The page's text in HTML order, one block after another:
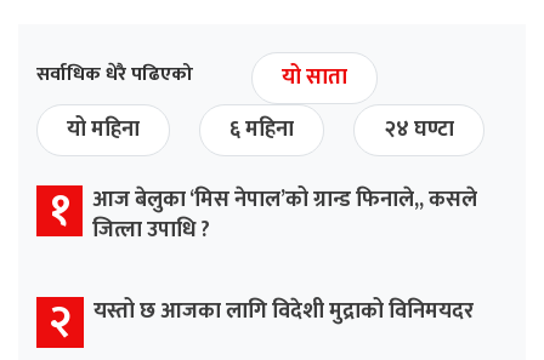
सर्वाधिक धेरै पढिएको
यो साता
यो महिना
६ महिना २४ घण्टा
१ आज बेलुका ‘मिस नेपाल’को ग्रान्ड फिनाले,, कसले
जित्ला उपाधि ?
२ यस्तो छ आजका लागि विदेशी मुद्राको विनिमयदर